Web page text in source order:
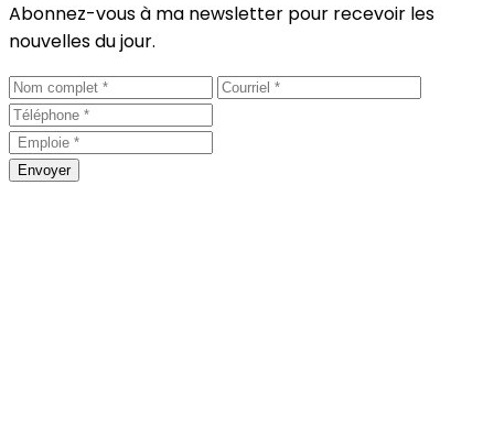
Abonnez-vous à ma newsletter pour recevoir les
nouvelles du jour.
Envoyer